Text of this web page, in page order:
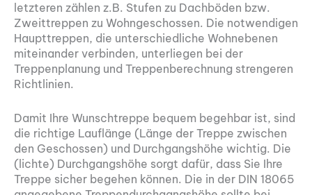
letzteren zählen z.B. Stufen zu Dachböden bzw.
Zweittreppen zu Wohngeschossen. Die notwendigen
Haupttreppen, die unterschiedliche Wohnebenen
miteinander verbinden, unterliegen bei der
Treppenplanung und Treppenberechnung strengeren
Richtlinien.
Damit Ihre Wunschtreppe bequem begehbar ist, sind
die richtige Lauflänge (Länge der Treppe zwischen
den Geschossen) und Durchgangshöhe wichtig. Die
(lichte) Durchgangshöhe sorgt dafür, dass Sie Ihre
Treppe sicher begehen können. Die in der DIN 18065